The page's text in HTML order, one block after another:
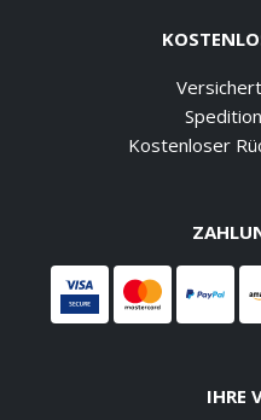
Kostenloser
IHRE